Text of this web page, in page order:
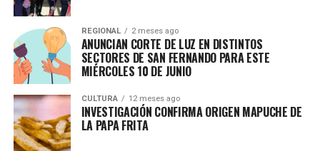
REGIONAL 2 meses ago
ANUNCIAN CORTE DE LUZ EN DISTINTOS
SECTORES DE SAN FERNANDO PARA ESTE
MIÉRCOLES 10 DE JUNIO
CULTURA 12 meses ago
INVESTIGACIÓN CONFIRMA ORIGEN MAPUCHE DE
LA PAPA FRITA